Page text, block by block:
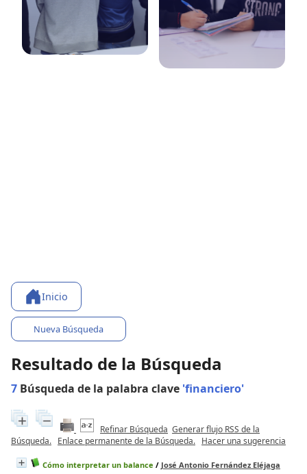
Inicio
Nueva Búsqueda
Resultado de la Búsqueda
7 Búsqueda de la palabra clave 'financiero'
Refinar Búsqueda Generar flujo RSS de la
Búsqueda. Enlace permanente de la Búsqueda. Hacer una sugerencia
Cómo interpretar un balance / José Antonio Fernández Eléjaga